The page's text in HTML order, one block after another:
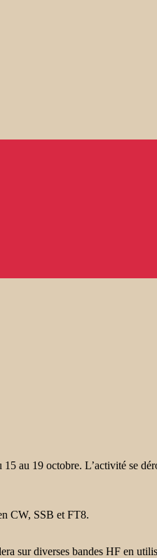
au 19 octobre. L’activité se
CW, SSB et FT8.
sur diverses bandes HF en